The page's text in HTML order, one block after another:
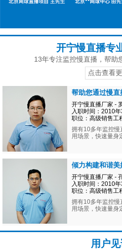
开宁慢直播专
13年专注监控慢直播，帮助
点击查看
帮助您通过慢直
开宁慢直播厂家 -
入职时间：2010年
职位：高级销售工
拥有10多年监控慢
用场景，快速量身
倾力构建和谐美
开宁慢直播厂家 -
入职时间：2010年
职位：高级销售工
拥有10多年监控慢
用场景，快速量身
用户